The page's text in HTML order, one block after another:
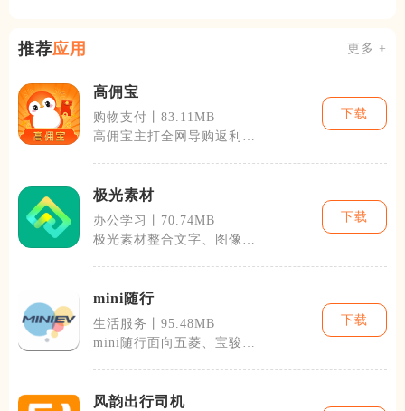
推荐应用 更多 +
高佣宝
购物支付丨83.11MB
高佣宝主打全网导购返利服
下载
极光素材
办公学习丨70.74MB
极光素材整合文字、图像、
下载
mini随行
生活服务丨95.48MB
mini随行面向五菱、宝骏车
下载
风韵出行司机